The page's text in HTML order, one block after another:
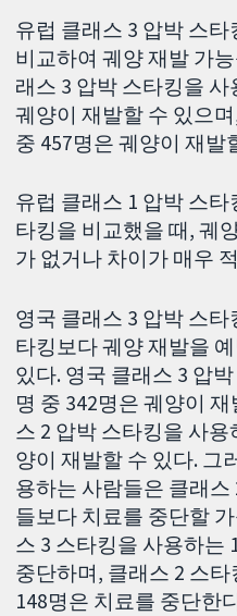
유럽 클래스 3 압박 스
비교하여 궤양 재발 가
래스 3 압박 스타킹을
궤양이 재발할 수 있으
중 457명은 궤양이 재발
유럽 클래스 1 압박 스
타킹을 비교했을 때, 궤
가 없거나 차이가 매우
영국 클래스 3 압박 스
타킹보다 궤양 재발을
있다. 영국 클래스 3 압
명 중 342명은 궤양이
스 2 압박 스타킹을 사용
양이 재발할 수 있다. 그
용하는 사람들은 클래
들보다 치료를 중단할
스 3 스타킹을 사용하는
중단하며, 클래스 2 스
148명은 치료를 중단한